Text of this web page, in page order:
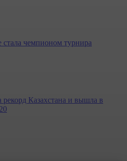
чемпионом турнира
Казахстана и вышла в